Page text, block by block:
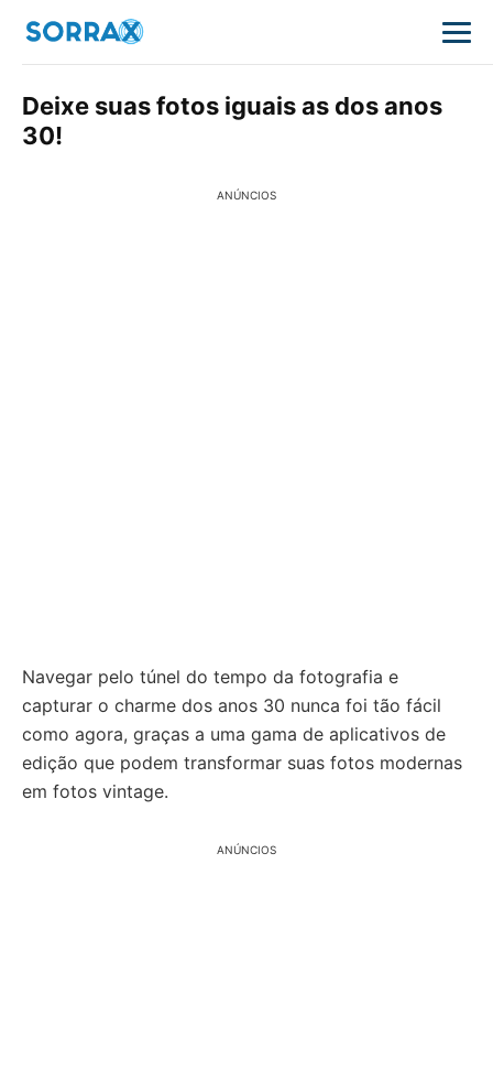
Deixe suas fotos iguais as dos anos
30!
ANÚNCIOS
Navegar pelo túnel do tempo da fotografia e
capturar o charme dos anos 30 nunca foi tão fácil
como agora, graças a uma gama de aplicativos de
edição que podem transformar suas fotos modernas
em fotos vintage.
ANÚNCIOS